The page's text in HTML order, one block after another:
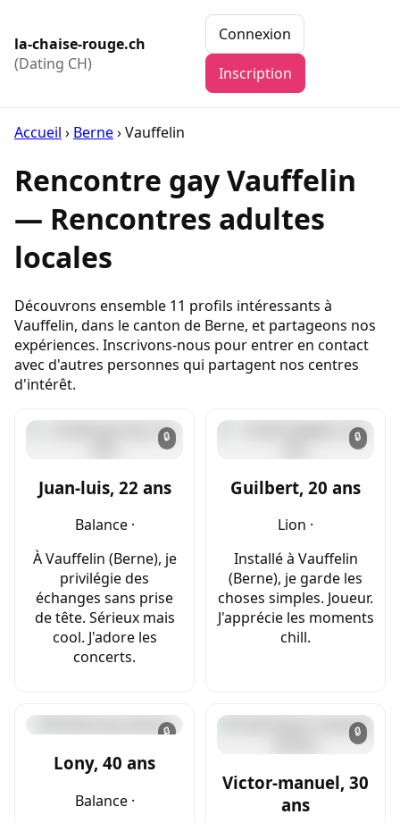
la-chaise-rouge.ch
(Dating CH)
Connexion
Inscription
Accueil › Berne›Vauffelin
Rencontre gay Vauffelin
— Rencontres adultes
locales
Découvrons ensemble 11 profils intéressants à
Vauffelin, dans le canton de Berne, et partageons nos
expériences. Inscrivons-nous pour entrer en contact
avec d'autres personnes qui partagent nos centres
d'intérêt.
🔒
Juan-luis, 22 ans
Balance ·
À Vauffelin (Berne), je
privilégie des
échanges sans prise
de tête. Sérieux mais
cool. J'adore les
concerts.
🔒
Guilbert, 20 ans
Lion ·
Installé à Vauffelin
(Berne), je garde les
choses simples. Joueur.
J'apprécie les moments
chill.
🔒
Lony, 40 ans
Balance ·
🔒
Victor-manuel, 30
ans